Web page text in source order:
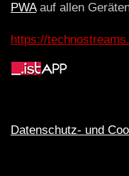
PWAauf allen
https://
Datenschutz- und